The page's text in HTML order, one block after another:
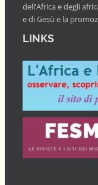
dell’Africa e degli
e di Gesù e la
LINKS